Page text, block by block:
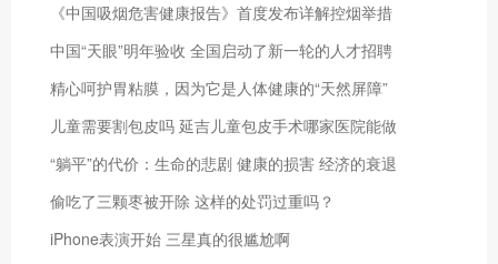
《中国吸烟危害健康报告》首度发布详解控烟举措
中国“天眼”明年验收 全国启动了新一轮的人才招聘
精心呵护胃粘膜，因为它是人体健康的“天然屏障”
儿童需要割包皮吗 延吉儿童包皮手术哪家医院能做
“躺平”的代价：生命的悲剧 健康的损害 经济的衰退
偷吃了三颗枣被开除 这样的处罚过重吗？
iPhone表演开始 三星真的很尴尬啊